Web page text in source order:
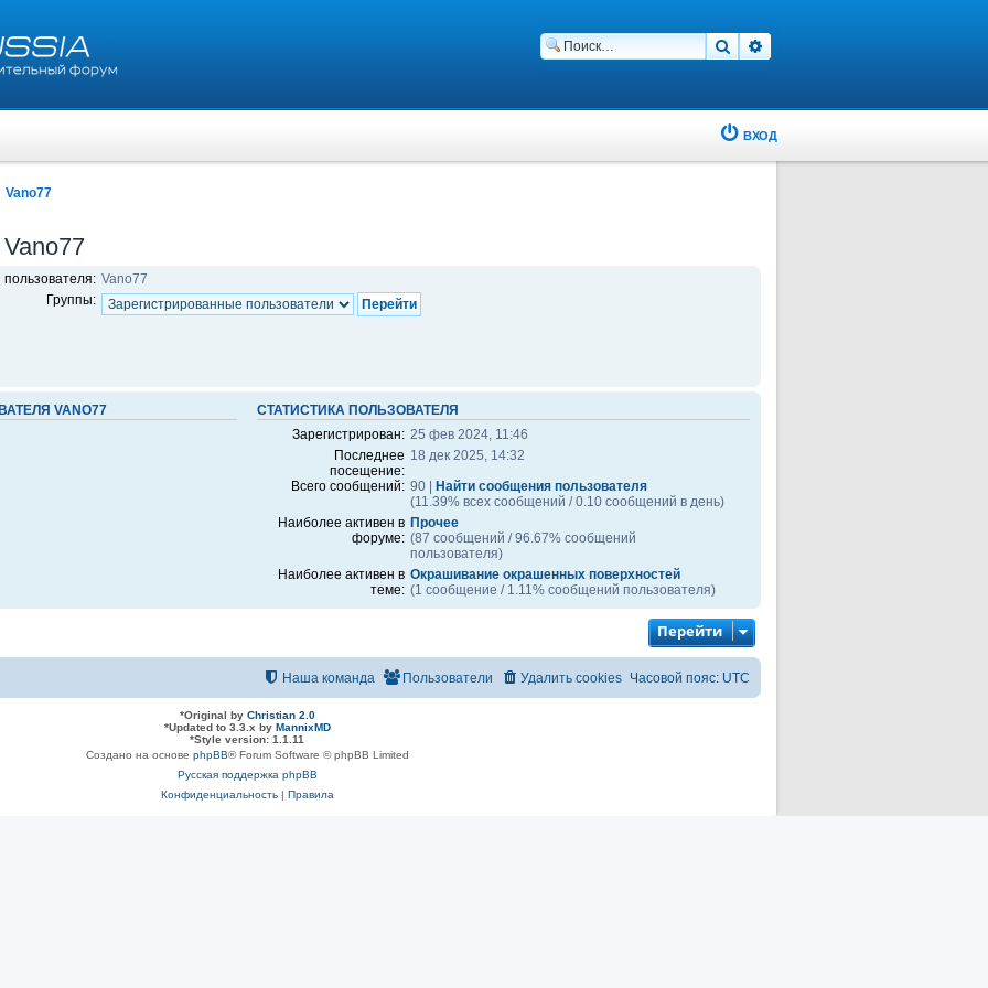
Поиск
ВХОД
Vano77
пользователя: Vano77
Группы:
VANO77 СТАТИСТИКА ПОЛЬЗОВАТЕЛЯ
Зарегистрирован: 25 фев 2024, 11:46
Последнее
посещение:
18 дек 2025, 14:32
Всего сообщений: 90 |Найти сообщения пользователя
(11.39% всех сообщений / 0.10 сообщений в день)
Наиболее активен в
форуме:
Прочее
(87 сообщений / 96.67% сообщений
пользователя)
Наиболее активен в
теме:
Окрашивание окрашенных поверхностей
(1 сообщение / 1.11% сообщений пользователя)
Перейти
Часовой пояс: UTC
Удалить cookies
Пользователи
Наша команда
*Original by Christian 2.0
*Updated to 3.3.x by MannixMD
*Style version: 1.1.11
Создано на основе phpBB® Forum Software © phpBB Limited
Русская поддержка phpBB
Конфиденциальность| Правила